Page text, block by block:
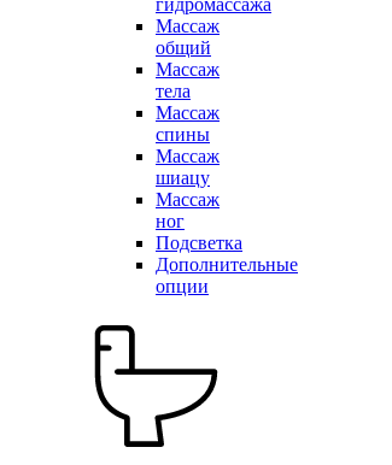
гидромассажа
Массаж
общий
Массаж
тела
Массаж
спины
Массаж
шиацу
Массаж
ног
Подсветка
Дополнительные
опции